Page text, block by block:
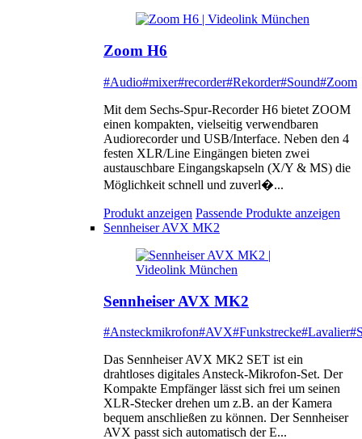
Zoom H6
#Audio#mixer#recorder#Rekorder#Sound#Zoom
Mit dem Sechs-Spur-Recorder H6 bietet ZOOM
einen kompakten, vielseitig verwendbaren
Audiorecorder und USB/Interface. Neben den 4
festen XLR/Line Eingängen bieten zwei
austauschbare Eingangskapseln (X/Y & MS) die
Möglichkeit schnell und zuverl�...
Produkt anzeigen Passende Produkte anzeigen
Sennheiser AVX MK2
Sennheiser AVX MK2
#Ansteckmikrofon#AVX#Funkstrecke#Lavalier
Das Sennheiser AVX MK2 SET ist ein
drahtloses digitales Ansteck-Mikrofon-Set. Der
Kompakte Empfänger lässt sich frei um seinen
XLR-Stecker drehen um z.B. an der Kamera
bequem anschließen zu können. Der Sennheiser
AVX passt sich automatisch der E...